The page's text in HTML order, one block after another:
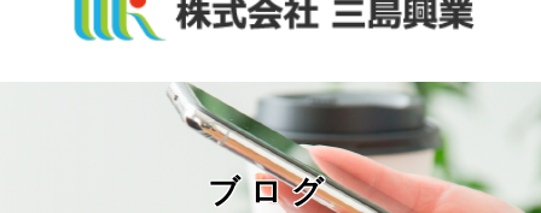
ブログ